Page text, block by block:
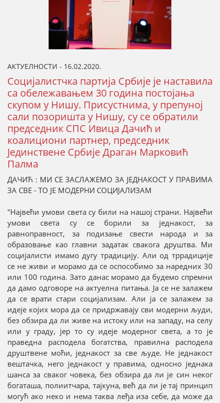
АКТУЕЛНОСТИ - 16.02.2020.
Социјалистчка партија Србије је наставила
са обележавањем 30 година постојања
скупом у Нишу. Присустнима, у препуној
сали позоришта у Нишу, су се обратили
председник СПС Ивица Дачић и
коалициони партнер, председник
Јединствене Србије Драган Марковић
Палма
ДАЧИЋ : МИ СЕ ЗАСЛАЖЕМО ЗА ЈЕДНАКОСТ У ПРАВИМА
ЗА СВЕ - ТО ЈЕ МОДЕРНИ СОЦИЈАЛИЗАМ
"Највећи умови света су били на нашој страни. Највећи
умови света су се борили за једнакост, за
равноправност, за подизање свести народа и за
образовање као главни задатак свакога друштва. Ми
социјалисти имамо дугу традицију. Али од тррадиције
се не живи и морамо да се оспособимо за наредних 30
или 100 година. Зато данас морамо да будемо спремни
да дамо одговоре на актуелна питања. Ја се не залажем
да се врати стари социјализам. Али ја се залажем за
идеје којих мора да се придржавају сви модерни људи,
без обзира да ли живе на истоку или на западу, на селу
или у граду, јер то су идеје модерног света, а то је
праведна расподела богатства, правилна расподела
друштвене моћи, једнакост за све људе. Не једнакост
вештачка, него једнакост у правима, односно једнака
шанса за сваког човека, без обзира да ли је син неког
богаташа, полиитчара, тајкуна, већ да ли је тај принцип
могућ ако неко и нема таква леђа иза себе, да може да